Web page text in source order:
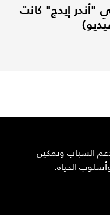
إيدج" كانت
الشباب وتمكين
الحياة.